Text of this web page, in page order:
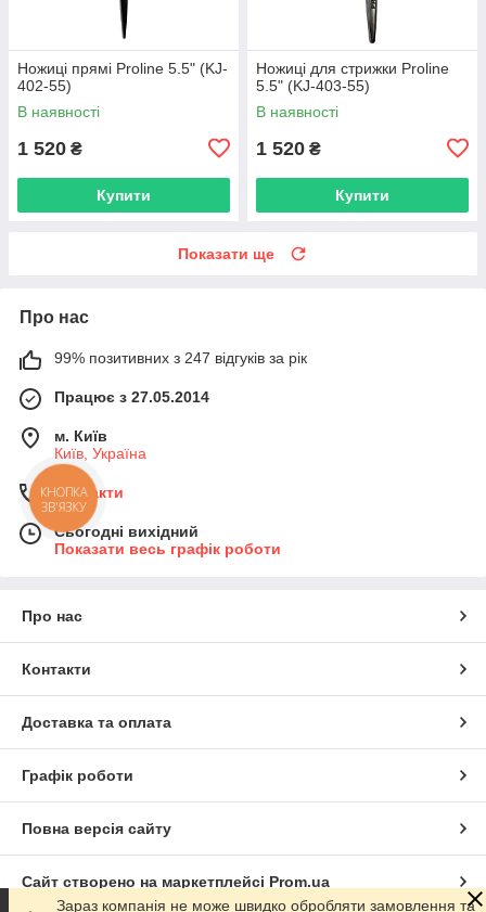
Ножиці прямі Proline 5.5" (KJ-
402-55)
В наявності
1 520 ₴
Купити
Ножиці для стрижки Proline
5.5" (KJ-403-55)
В наявності
1 520 ₴
Купити
Показати ще
Про нас
99% позитивних з 247 відгуків за рік
Працює з 27.05.2014
м. Київ
Київ, Україна
Контакти
Сьогодні вихідний
Показати весь графік роботи
Про нас
Контакти
Доставка та оплата
Графік роботи
Повна версія сайту
Сайт створено на маркетплейсі Prom.ua
Зараз компанія не може швидко обробляти замовлення та
КНОПКА
ЗВ'ЯЗКУ